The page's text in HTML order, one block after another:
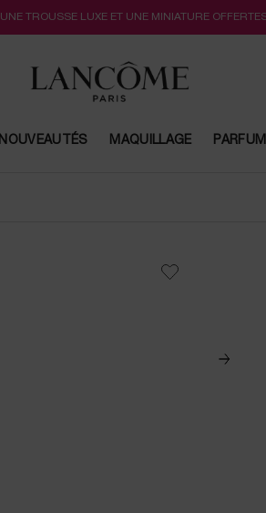
TROUSSE LUXE ET UNE MINIATURE
NOUVEAUTÉS MAQUILLAGE PARFUM